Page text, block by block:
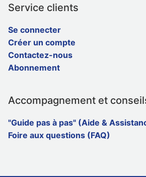
Service clients
Se connecter
Créer un compte
Contactez-nous
Abonnement
Accompagnement et
"Guide pas à pas" (Aide &
Foire aux questions (FAQ)